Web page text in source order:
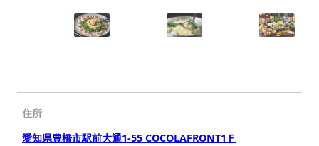
住所
愛知県豊橋市駅前大通1-55 COCOLAFRONT1Ｆ